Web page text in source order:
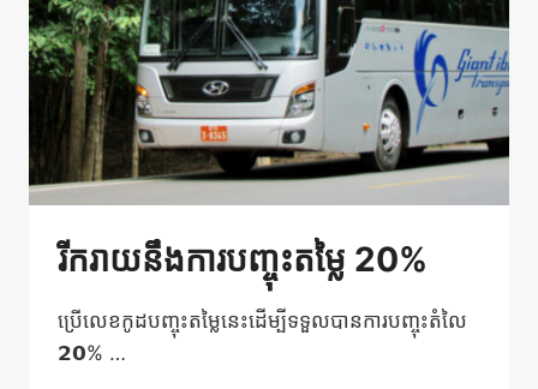
នឹង
ទទួល
បាន
ការ
បញ្ចុះ
តម្លៃ
5%
រីករាយនឹងការបញ្ចុះតម្លៃ 20%
ប្រើលេខកូដបញ្ចុះតម្លៃនេះដើម្បីទទួលបានការបញ្ចុះតំលៃ
𝟮𝟬% …